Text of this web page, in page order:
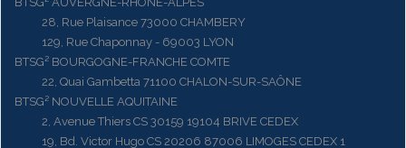
28, Rue Plaisance 73000 CHAMBERY
129, Rue Chaponnay - 69003 LYON
BTSG² BOURGOGNE-FRANCHE COMTE
22, Quai Gambetta 71100 CHALON-SUR-SAÔNE
BTSG² NOUVELLE AQUITAINE
2, Avenue Thiers CS 30159 19104 BRIVE CEDEX
19, Bd. Victor Hugo CS 20206 87006 LIMOGES CEDEX 1